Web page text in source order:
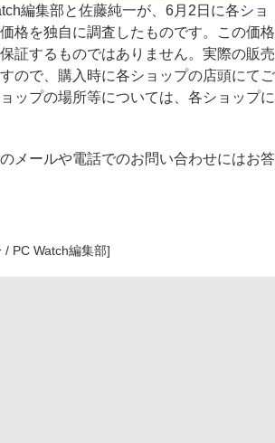
編集部と佐藤純一が、6月2日に各ショ
格を独自に調査したものです。この価格
証するものではありません。実際の販売
ので、購入時に各ショップの店頭にてご
ップの場所等については、各ショップに
メールや電話でのお問い合わせにはお答
PC Watch編集部]